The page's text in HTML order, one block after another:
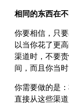
相同的东西在
你要相信，只
以当你花了更
渠道时，不要
间，而且你当
你需要做的是
直接从这些渠道